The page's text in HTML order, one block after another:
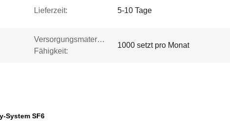
Lieferzeit: 5-10 Tage
Versorgungsmaterial-
Fähigkeit:
1000 setzt pro Monat
System SF6